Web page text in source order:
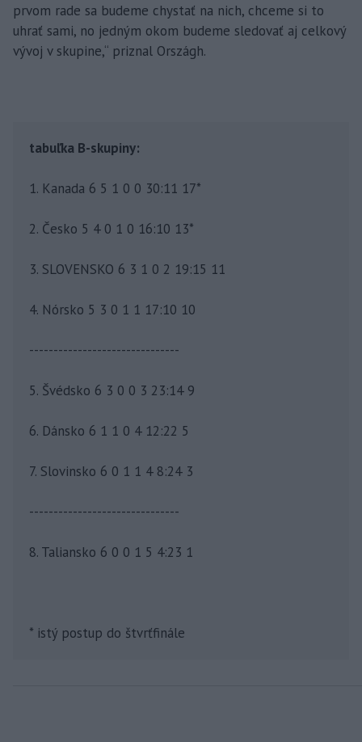
prvom rade sa budeme chystať na nich, chceme si to
uhrať sami, no jedným okom budeme sledovať aj celkový
vývoj v skupine,“ priznal Országh.
tabuľka B-skupiny:
1. Kanada 6 5 1 0 0 30:11 17*
2. Česko 5 4 0 1 0 16:10 13*
3. SLOVENSKO 6 3 1 0 2 19:15 11
4. Nórsko 5 3 0 1 1 17:10 10
-------------------------------
5. Švédsko 6 3 0 0 3 23:14 9
6. Dánsko 6 1 1 0 4 12:22 5
7. Slovinsko 6 0 1 1 4 8:24 3
-------------------------------
8. Taliansko 6 0 0 1 5 4:23 1
* istý postup do štvrťfinále